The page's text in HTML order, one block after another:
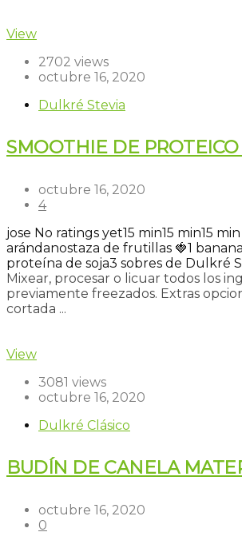
View
2702 views
octubre 16, 2020
Dulkré Stevia
SMOOTHIE DE
octubre 16, 2020
4
jose No ratings yet15 min15 min15 min
arándanostaza de frutillas 🍓1
proteína de soja3 sobres de Dulkré
Mixear, procesar o licuar todos los
previamente freezados. Extras
cortada ...
View
3081 views
octubre 16, 2020
Dulkré Clásico
BUDÍN DE CANELA
octubre 16, 2020
0